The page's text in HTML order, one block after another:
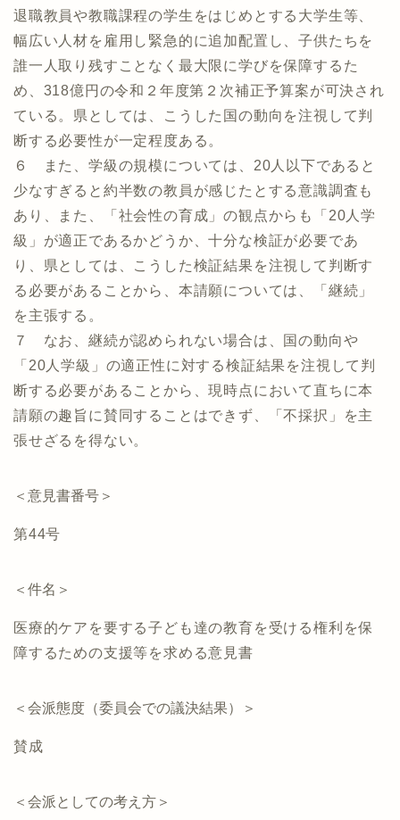
退職教員や教職課程の学生をはじめとする大学生等、
幅広い人材を雇用し緊急的に追加配置し、子供たちを
誰一人取り残すことなく最大限に学びを保障するた
め、318億円の令和２年度第２次補正予算案が可決され
ている。県としては、こうした国の動向を注視して判
断する必要性が一定程度ある。
６ また、学級の規模については、20人以下であると
少なすぎると約半数の教員が感じたとする意識調査も
あり、また、「社会性の育成」の観点からも「20人学
級」が適正であるかどうか、十分な検証が必要であ
り、県としては、こうした検証結果を注視して判断す
る必要があることから、本請願については、「継続」
を主張する。
７ なお、継続が認められない場合は、国の動向や
「20人学級」の適正性に対する検証結果を注視して判
断する必要があることから、現時点において直ちに本
請願の趣旨に賛同することはできず、「不採択」を主
張せざるを得ない。
＜意見書番号＞
第44号
＜件名＞
医療的ケアを要する子ども達の教育を受ける権利を保
障するための支援等を求める意見書
＜会派態度（委員会での議決結果）＞
賛成
＜会派としての考え方＞